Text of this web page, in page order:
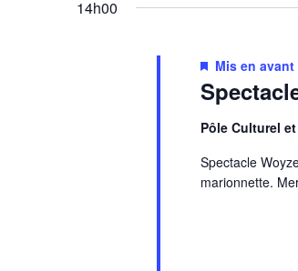
14h00
Mis en avant
Pôle Culturel
Spectacle
marionnette.